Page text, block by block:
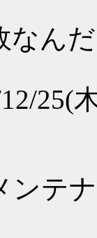
なん
12/25(
ンテ